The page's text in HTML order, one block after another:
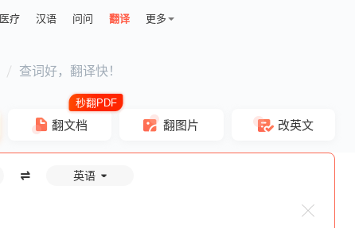
医疗 汉语 问问 翻译 更多
查词好，翻译快！
翻文档 翻图片 改英文
英语